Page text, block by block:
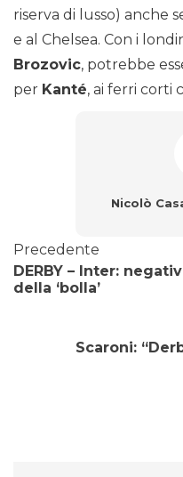
riserva di lusso) anche
e al Chelsea. Con i
Brozovic, potrebbe
per Kanté, ai ferri corti
Nicolò
Precedente
DERBY – Inter:
della ‘bolla’
Scaroni: